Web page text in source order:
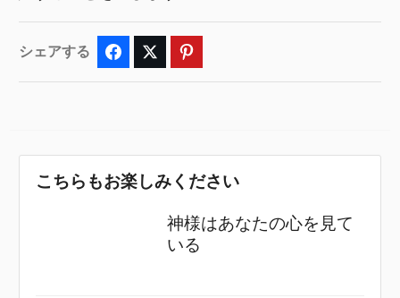
シェアする Facebook Twitter
こちらもお楽しみください
神様はあなたの心を見て
いる